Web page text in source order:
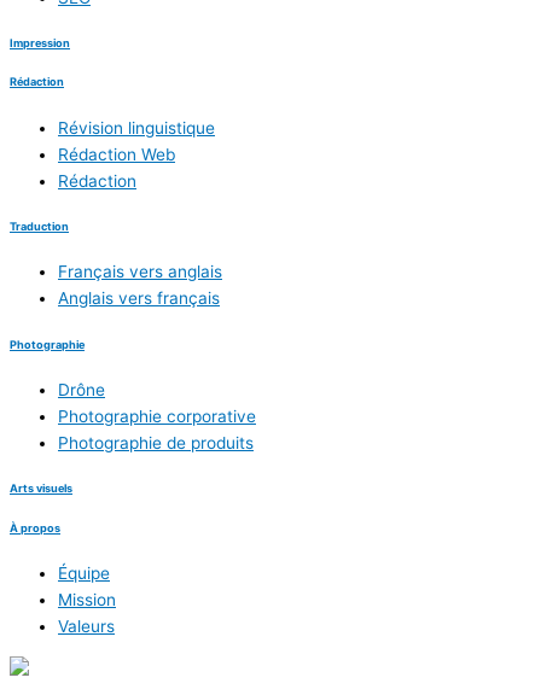
Impression
Rédaction
Révision linguistique
Rédaction Web
Rédaction
Traduction
Français vers anglais
Anglais vers français
Photographie
Drône
Photographie corporative
Photographie de produits
Arts visuels
À propos
Équipe
Mission
Valeurs